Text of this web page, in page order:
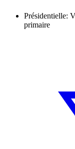
Présidentielle:
primaire